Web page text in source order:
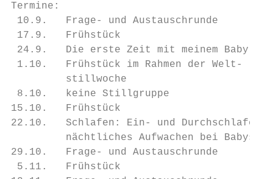
Termine:
10.9.   Frage- und Austauschrunde
17.9.   Frühstück
24.9.   Die erste Zeit mit meinem Baby
1.10.   Frühstück im Rahmen der Welt-
stillwoche
8.10.   keine Stillgruppe
15.10.   Frühstück
22.10.   Schlafen: Ein- und
         nächtliches Aufwachen bei Babys
29.10.   Frage- und Austauschrunde
5.11.   Frühstück